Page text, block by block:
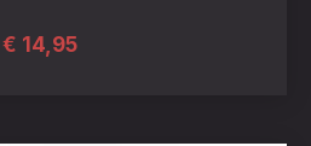
€ 14,95